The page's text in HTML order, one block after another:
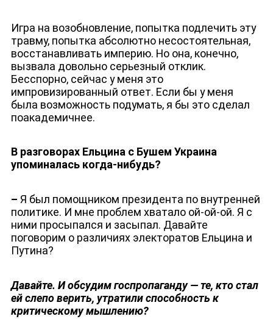
НОВОСТИ
Игра на возобновление, попытка подлечить эту
травму, попытка абсолютно несостоятельная,
восстанавливать империю. Но она, конечно,
вызвала довольно серьезный отклик.
Бесспорно, сейчас у меня это
импровизированный ответ. Если бы у меня
была возможность подумать, я бы это сделал
поакадемичнее.
В разговорах Ельцина с Бушем Украина
упоминалась когда-нибудь?
– Я был помощником президента по внутренней
политике. И мне проблем хватало ой-ой-ой. Я с
ними просыпался и засыпал. Давайте
поговорим о различиях электоратов Ельцина и
Путина?
Давайте. И обсудим госпропаганду — те, кто стал
ей слепо верить, утратили способность к
критическому мышлению?